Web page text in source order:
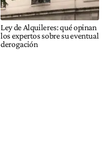
Ley de Alquileres: qué opinan
los expertos sobre su eventual
derogación